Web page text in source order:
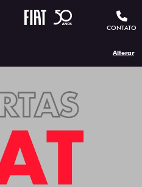
CONTATO
Alterar